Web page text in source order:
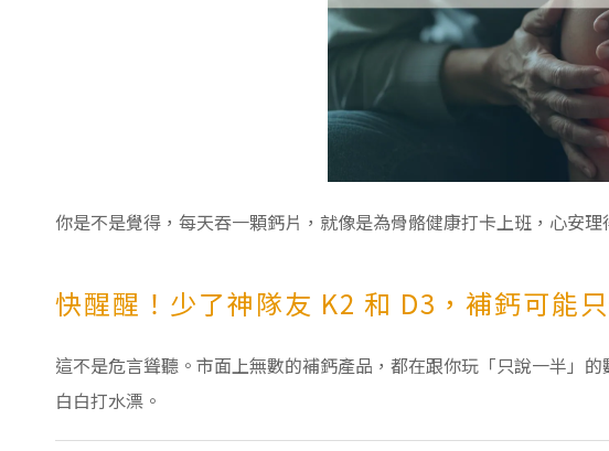
你是不是覺得，每天吞一顆鈣片，就像是為骨骼健康打卡上班，心安理
快醒醒！少了神隊友 K2 和 D3，補鈣可能
這不是危言聳聽。市面上無數的補鈣產品，都在跟你玩「只說一半」
白白打水漂。